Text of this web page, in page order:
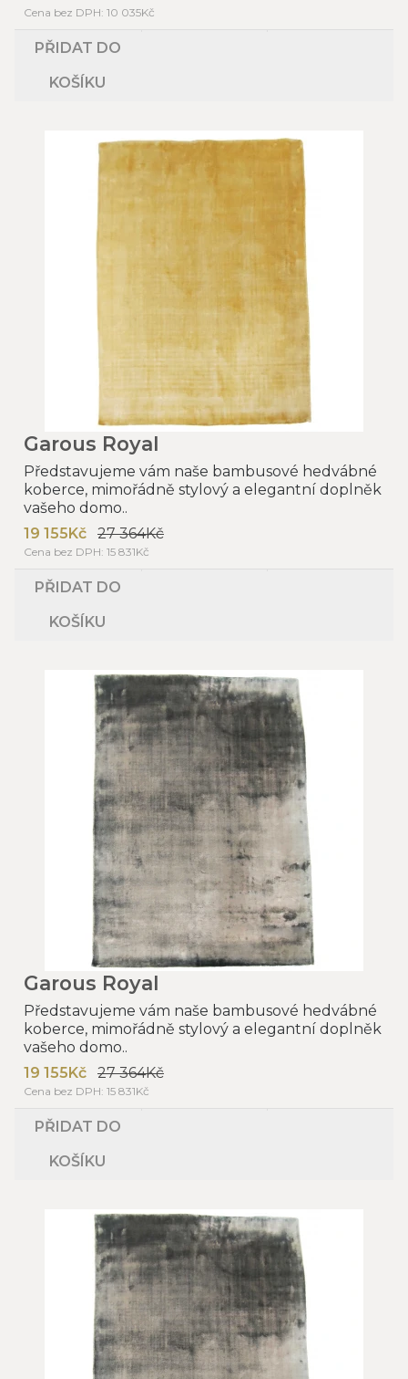
Cena bez DPH: 10 035Kč
PŘIDAT DO
KOŠÍKU
Garous Royal
Představujeme vám naše bambusové hedvábné
koberce, mimořádně stylový a elegantní doplněk
vašeho domo..
19 155Kč
27 364Kč
Cena bez DPH: 15 831Kč
PŘIDAT DO
KOŠÍKU
Garous Royal
Představujeme vám naše bambusové hedvábné
koberce, mimořádně stylový a elegantní doplněk
vašeho domo..
19 155Kč
27 364Kč
Cena bez DPH: 15 831Kč
PŘIDAT DO
KOŠÍKU